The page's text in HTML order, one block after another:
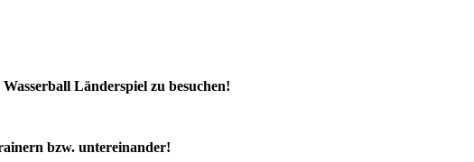
Länderspiel zu besuchen!
bzw. untereinander!